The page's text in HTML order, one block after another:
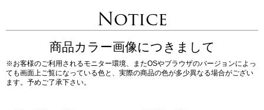
Notice
商品カラー画像につきまして
※お客様のご利用されるモニター環境、またOSやブラウザのバージョンによっ
ても画面上ご覧になっている色と、実際の商品の色が多少異なる場合がござい
ます。予めご了承下さい。